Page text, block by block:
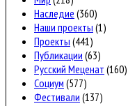
Наследие (360)
Наши проекты (1)
Проекты (441)
Публикации (63)
Русский Меценат (160)
Социум (577)
Фестивали (137)